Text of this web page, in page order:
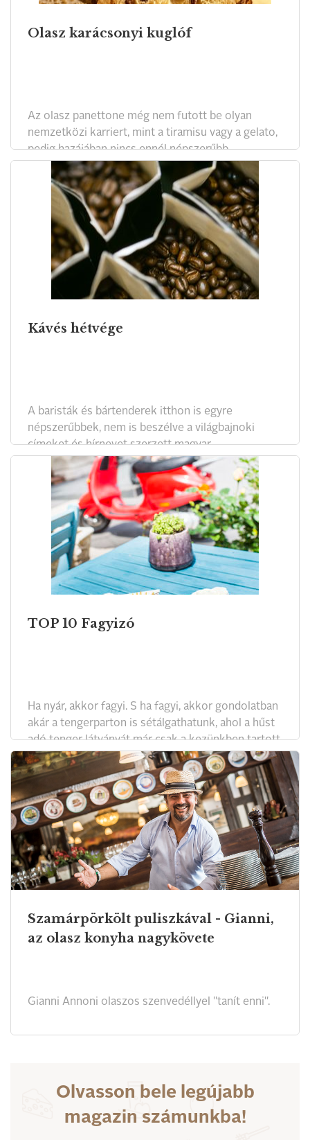
Olasz karácsonyi kuglóf
Az olasz panettone még nem futott be olyan
nemzetközi karriert, mint a tiramisu vagy a gelato,
pedig hazájában nincs ennél népszerűbb
karácsonyi sütemény. Nálunk a delikátesz boltok
polcain már mindenhol megtalálható. A foszlós
tészta egyszerre légies és selymes, könnyed és
gazdagon vajas, a különböző kandírozott
gyümölcs, csokoládé és dióféle pedig csak „hab a
tortán”. Ha kisült kalács, csillogó papírba, vagy
díszes dobozba csomagolják, ez azért is fontos,
mert az ünnepi időszakban a klasszikus
Kávés hétvége
A baristák és bártenderek itthon is egyre
népszerűbbek, nem is beszélve a világbajnoki
címeket és hírnevet szerzett magyar
szakemberekről. Hétvégén a Coruinthia
szállodában rendezik meg a kávé szerelmeseinek
találkozóját, a Kávébazárt.
TOP 10 Fagyizó
Ha nyár, akkor fagyi. S ha fagyi, akkor gondolatban
akár a tengerparton is sétálgathatunk, ahol a hűst
adó tenger látványát már csak a kezünkben tartott,
ezer színben pompázó fagylalt tudja még
tökéletesebbé tenni. Ám ne szomorkodjunk akkor
sem, ha...
Szamárpörkölt puliszkával - Gianni,
az olasz konyha nagykövete
Gianni Annoni olaszos szenvedéllyel "tanít enni".
Olvasson bele legújabb
magazin számunkba!